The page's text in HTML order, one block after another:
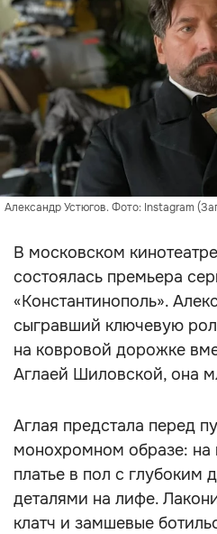
Александр Устюгов. Фото: Instagram
В московском
состоялась премьера
«Константинополь».
сыгравший ключевую
на ковровой дорожке
Аглаей Шиловской, она
Аглая предстала перед
монохромном образе: на
платье в пол с глубоким
деталями на лифе.
клатч и замшевые